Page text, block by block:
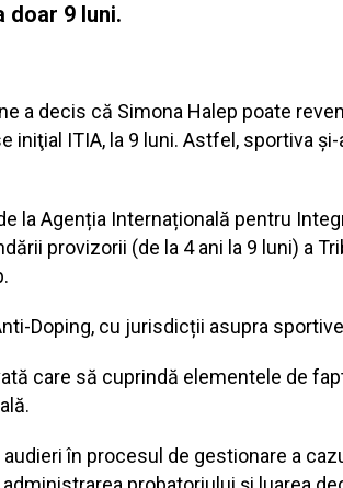
doar 9 luni.
a decis că Simona Halep poate
iniţial ITIA, la 9 luni. Astfel, sportiva
la Agenția Internațională pentru
provizorii (de la 4 ani la 9 luni) a
Doping, cu jurisdicții asupra
care să cuprindă elementele de
în procesul de gestionare a